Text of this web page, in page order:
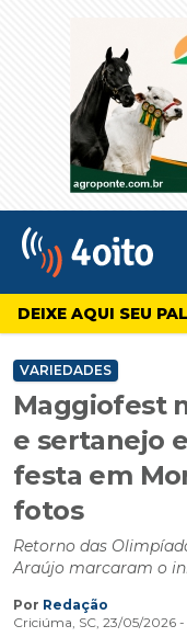
4oito
DEIXE AQUI SEU
VARIEDADES
Maggiofest
e sertanejo
festa em
fotos
Retorno das
Araújo marcaram o
Por Redação
Criciúma, SC, 23/05/2026 -